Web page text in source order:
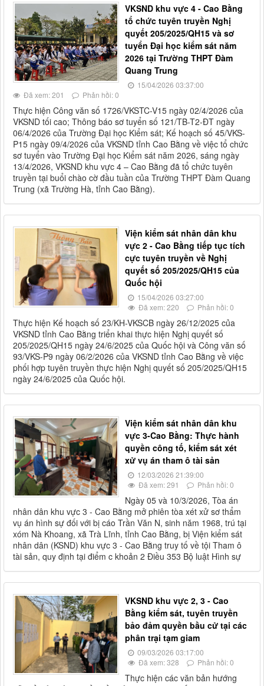
VKSND khu vực 4 - Cao Bằng
tổ chức tuyên truyền Nghị
quyết 205/2025/QH15 và sơ
tuyển Đại học kiểm sát năm
2026 tại Trường THPT Đàm
Quang Trung
15/04/2026 03:37:00
Đã xem: 201
Phản hồi: 0
Thực hiện Công văn số 1726/VKSTC-V15 ngày 02/4/2026 của
VKSND tối cao; Thông báo sơ tuyển số 121/TB-T2-ĐT ngày
06/4/2026 của Trường Đại học Kiểm sát; Kế hoạch số 45/VKS-
P15 ngày 09/4/2026 của VKSND tỉnh Cao Bằng về việc tổ chức
sơ tuyển vào Trường Đại học Kiểm sát năm 2026, sáng ngày
13/4/2026, VKSND khu vực 4 – Cao Bằng đã tổ chức tuyên
truyền tại buổi chào cờ đầu tuần của Trường THPT Đàm Quang
Trung (xã Trường Hà, tỉnh Cao Bằng).
Viện kiểm sát nhân dân khu
vực 2 - Cao Bằng tiếp tục tích
cực tuyên truyền về Nghị
quyết số 205/2025/QH15 của
Quốc hội
15/04/2026 03:27:00
Đã xem: 220
Phản hồi: 0
Thực hiện Kế hoạch số 23/KH-VKSCB ngày 26/12/2025 của
VKSND tỉnh Cao Bằng triển khai thực hiện Nghị quyết số
205/2025/QH15 ngày 24/6/2025 của Quốc hội và Công văn số
93/VKS-P9 ngày 06/2/2026 của VKSND tỉnh Cao Bằng về việc
phối hợp tuyên truyền thực hiện Nghị quyết số 205/2025/QH15
ngày 24/6/2025 của Quốc hội.
Viện kiểm sát nhân dân khu
vực 3-Cao Bằng: Thực hành
quyền công tố, kiểm sát xét
xử vụ án tham ô tài sản
12/03/2026 21:39:00
Đã xem: 291
Phản hồi: 0
Ngày 05 và 10/3/2026, Tòa án
nhân dân khu vực 3 - Cao Bằng mở phiên tòa xét xử sơ thẩm
vụ án hình sự đối với bị cáo Trần Văn N, sinh năm 1968, trú tại
xóm Nà Khoang, xã Trà Lĩnh, tỉnh Cao Bằng, bị Viện kiểm sát
nhân dân (KSND) khu vực 3 - Cao Bằng truy tố về tội Tham ô
tài sản, quy định tại điểm c khoản 2 Điều 353 Bộ luật Hình sự
VKSND khu vực 2, 3 - Cao
Bằng kiểm sát, tuyên truyền
bảo đảm quyền bầu cử tại các
phân trại tạm giam
09/03/2026 03:17:00
Đã xem: 328
Phản hồi: 0
Thực hiện các văn bản hướng